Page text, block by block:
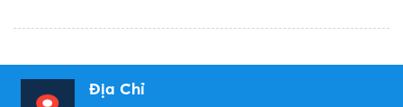
Địa Chỉ